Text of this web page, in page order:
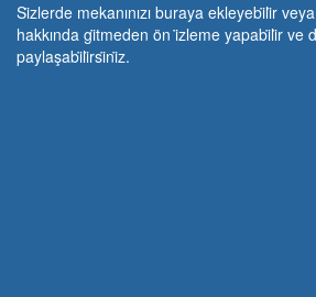
Si̇zlerde mekanınızı buraya ekleyebi̇li̇r
hakkında gi̇tmeden ön i̇zleme yapabi̇li̇r ve
paylaşabi̇li̇rsi̇ni̇z.